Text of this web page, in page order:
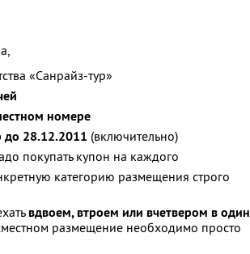
«Санрайз-тур»
номере
до 28.12.2011 (включительно)
покупать купон на каждого
категорию размещения строго
вдвоем, втроем или вчетвером в один
размещение необходимо просто